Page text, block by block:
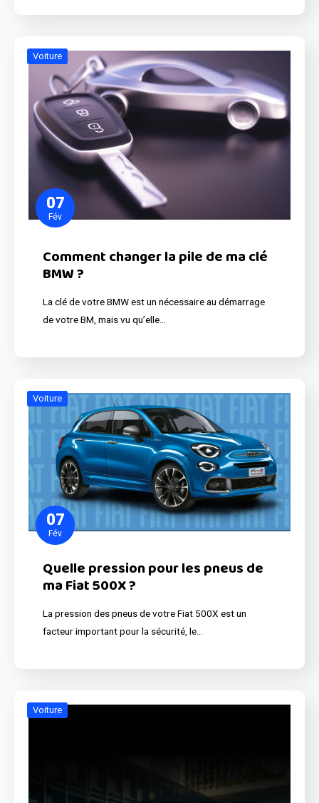
07
Fév
Voiture
Comment changer la pile de ma clé
BMW ?
La clé de votre BMW est un nécessaire au démarrage
de votre BM, mais vu qu’elle…
07
Fév
Voiture
Quelle pression pour les pneus de
ma Fiat 500X ?
La pression des pneus de votre Fiat 500X est un
facteur important pour la sécurité, le…
Voiture